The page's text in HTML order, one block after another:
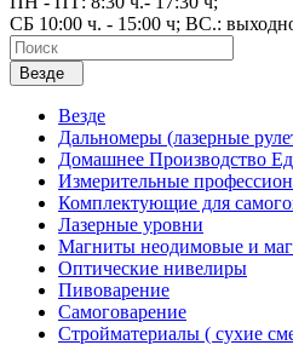
СБ 10:00 ч. - 15:00 ч; ВС.:
Везде
Везде
Дальномеры (лазерные
Домашнее Производство
Измерительные
Комплектующие для
Лазерные уровни
Магниты неодимовые и
Оптические нивелиры
Пивоварение
Самоговарение
Стройматериалы ( сухие